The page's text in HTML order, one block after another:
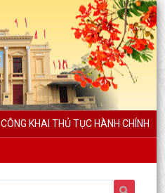
CÔNG KHAI THỦ TỤC HÀNH CHÍNH